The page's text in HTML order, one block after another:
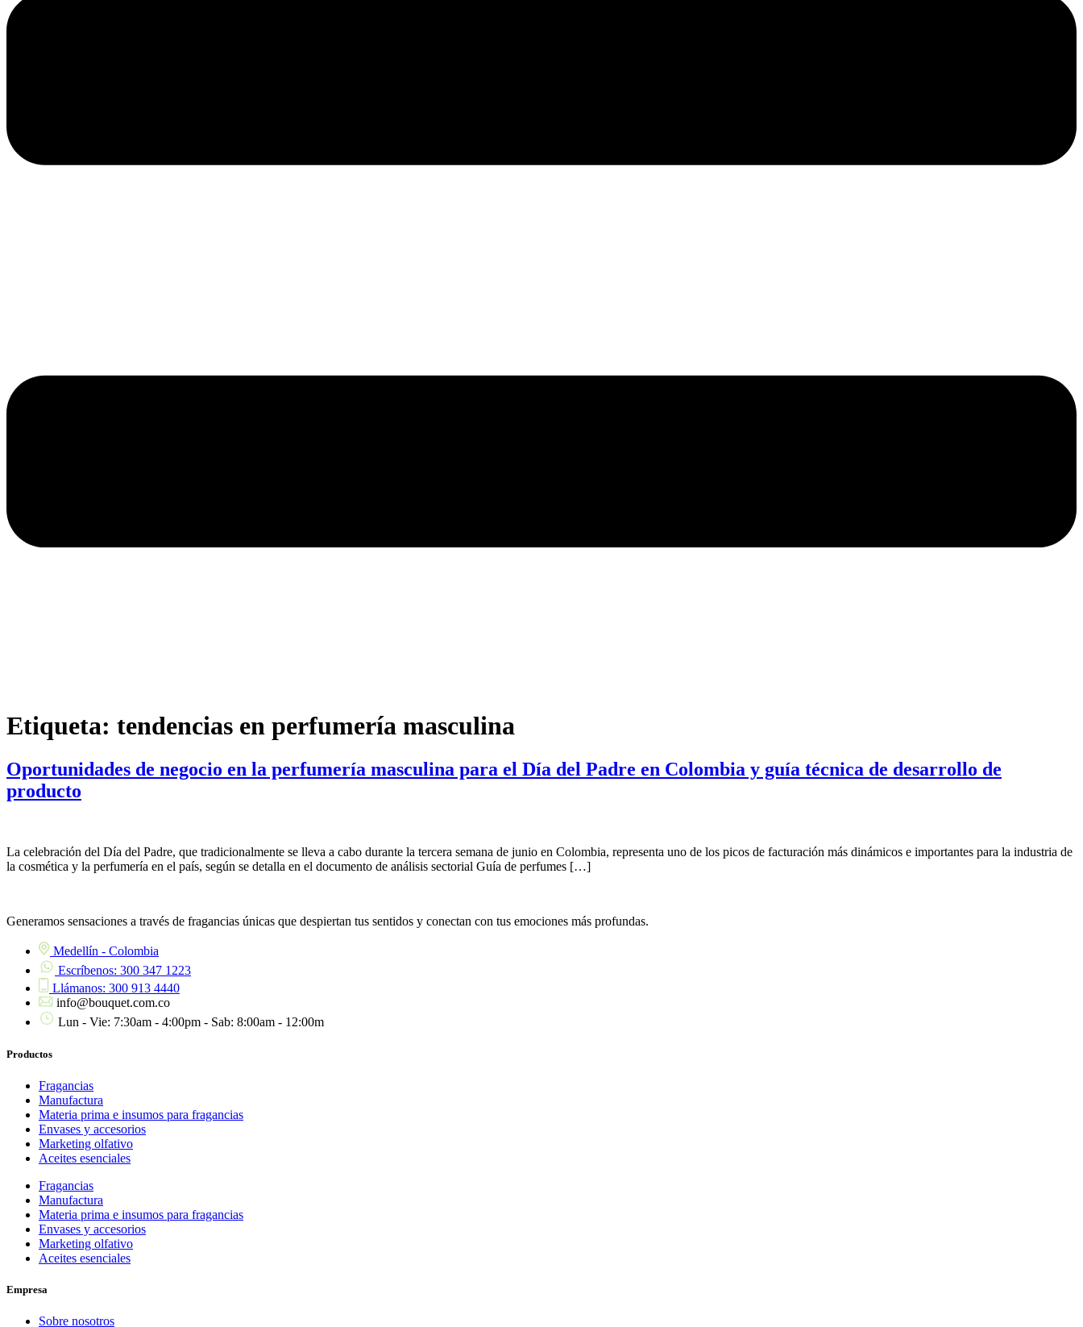
Etiqueta: tendencias en perfumería masculina
Oportunidades de negocio en la perfumería masculina para el Día del Padre en Colombia y guía técnica de desarrollo de
producto
La celebración del Día del Padre, que tradicionalmente se lleva a cabo durante la tercera semana de junio en Colombia, representa uno de los picos de facturación más dinámicos e importantes para la industria de
la cosmética y la perfumería en el país, según se detalla en el documento de análisis sectorial Guía de perfumes […]
Generamos sensaciones a través de fragancias únicas que despiertan tus sentidos y conectan con tus emociones más profundas.
Medellín - Colombia
Escríbenos: 300 347 1223
Llámanos: 300 913 4440
info@bouquet.com.co
Lun - Vie: 7:30am - 4:00pm - Sab: 8:00am - 12:00m
Productos
Fragancias
Manufactura
Materia prima e insumos para fragancias
Envases y accesorios
Marketing olfativo
Aceites esenciales
Fragancias
Manufactura
Materia prima e insumos para fragancias
Envases y accesorios
Marketing olfativo
Aceites esenciales
Empresa
Sobre nosotros